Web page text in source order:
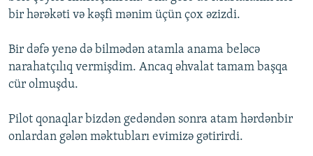
bir hərəkəti və kəşfi mənim üçün çox əzizdi.
Bir dəfə yenə də bilmədən atamla anama beləcə
narahatçılıq vermişdim. Ancaq əhvalat tamam başqa
cür olmuşdu.
Pilot qonaqlar bizdən gedəndən sonra atam hərdənbir
onlardan gələn məktubları evimizə gətirirdi.